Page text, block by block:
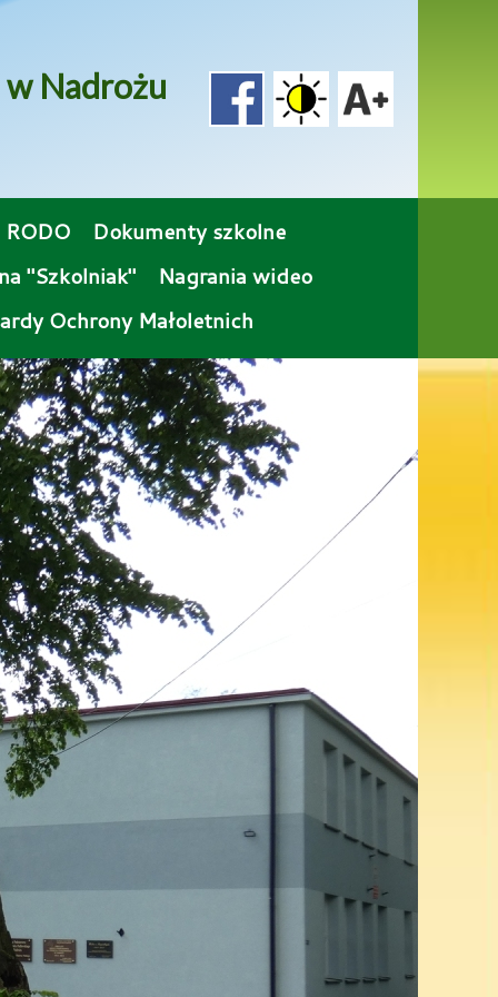
w Nadrożu
RODO
Dokumenty szkolne
"Szkolniak"
Nagrania wideo
Ochrony Małoletnich